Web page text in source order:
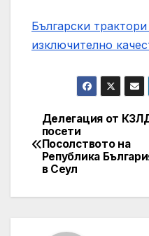
Български
изключително
Делегация от
посети
Посолството на
Република
в Сеул